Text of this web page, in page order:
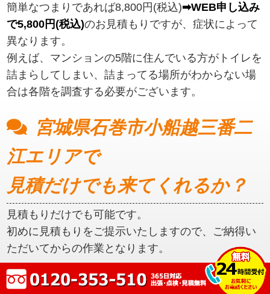
簡単なつまりであれば8,800円(税込)➡WEB申し込み
で5,800円(税込)のお見積もりですが、症状によって
異なります。
例えば、マンションの5階に住んでいる方がトイレを
詰まらしてしまい、詰まってる場所がわからない場
合は各階を調査する必要がございます。
宮城県石巻市小船越三番二
江エリアで
見積だけでも来てくれるか？
見積もりだけでも可能です。
初めに見積もりをご提示いたしますので、ご納得い
ただいてからの作業となります。
宮城県石巻市小船越三番二